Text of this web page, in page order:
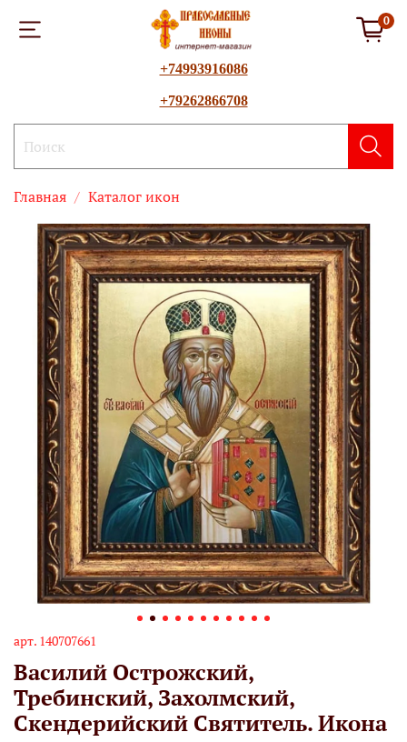
0
+74993916086
+79262866708
Главная Каталог икон
арт. 140707661
Василий Острожский,
Требинский, Захолмский,
Скендерийский Святитель. Икона